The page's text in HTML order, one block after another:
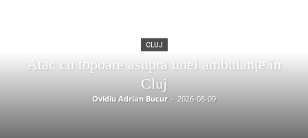
CLUJ
Atac cu topoare asupra unei ambulanțe în
Cluj
Ovidiu Adrian Bucur - 2026-08-09